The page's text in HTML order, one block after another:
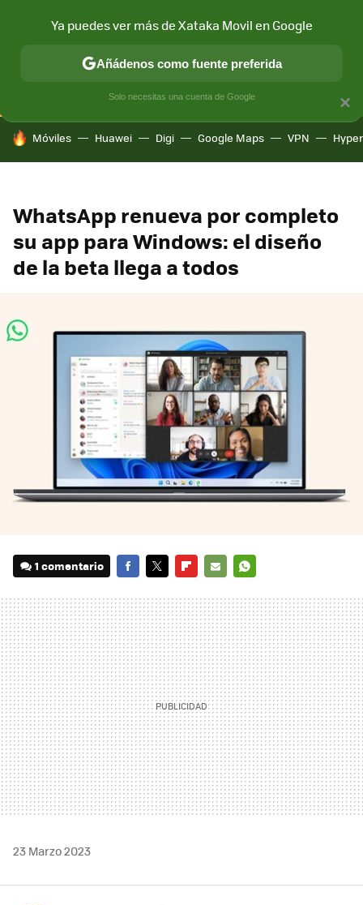
CONECTIVIDAD MÓVIL Y SOCIEDAD APLICACIONES
HOY SE HABLA DE
Móviles Huawei Digi Google Maps VPN
WhatsApp renueva por completo
su app para Windows: el diseño
de la beta llega a todos
1 comentario
MAIL
23 Marzo 2023
×
Ya puedes ver más de Xataka Movil en Google
Añádenos como fuente preferida
Solo necesitas una cuenta de Google